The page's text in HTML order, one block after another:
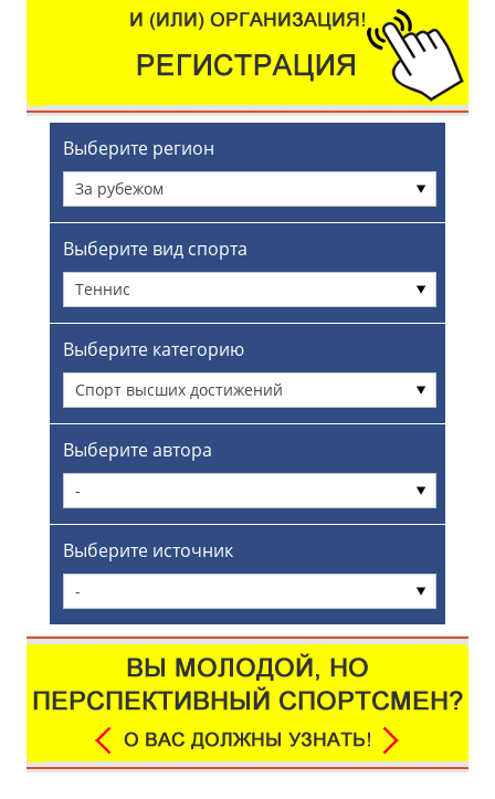
Выберите регион
За рубежом
Выберите вид спорта
Теннис
Выберите категорию
Спорт высших достижений
Выберите автора
-
Выберите источник
-